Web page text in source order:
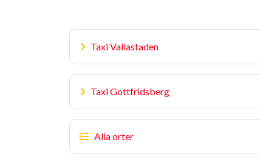
Taxi Vallastaden
Taxi Gottfridsberg
Alla orter